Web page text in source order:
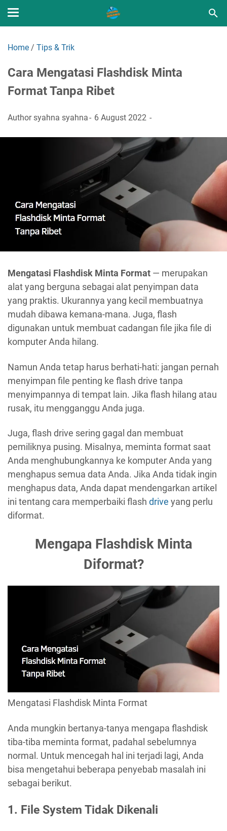
Home / Tips & Trik
Cara Mengatasi Flashdisk Minta
Format Tanpa Ribet
Authorsyahna syahna 6 August 2022
Mengatasi Flashdisk Minta Format — merupakan
alat yang berguna sebagai alat penyimpan data
yang praktis. Ukurannya yang kecil membuatnya
mudah dibawa kemana-mana. Juga, flash
digunakan untuk membuat cadangan file jika file di
komputer Anda hilang.
Namun Anda tetap harus berhati-hati: jangan pernah
menyimpan file penting ke flash drive tanpa
menyimpannya di tempat lain. Jika flash hilang atau
rusak, itu mengganggu Anda juga.
Juga, flash drive sering gagal dan membuat
pemiliknya pusing. Misalnya, meminta format saat
Anda menghubungkannya ke komputer Anda yang
menghapus semua data Anda. Jika Anda tidak ingin
menghapus data, Anda dapat mendengarkan artikel
ini tentang cara memperbaiki flash drive yang perlu
diformat.
Mengapa Flashdisk Minta
Diformat?
Mengatasi Flashdisk Minta Format
Anda mungkin bertanya-tanya mengapa flashdisk
tiba-tiba meminta format, padahal sebelumnya
normal. Untuk mencegah hal ini terjadi lagi, Anda
bisa mengetahui beberapa penyebab masalah ini
sebagai berikut.
1. File System Tidak Dikenali